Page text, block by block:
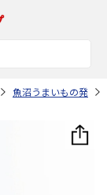
魚沼うまいもの発